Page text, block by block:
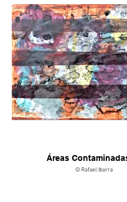
Áreas
© Rafael Ibarra